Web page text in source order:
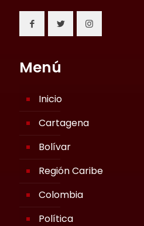
Menú
Inicio
Cartagena
Bolívar
Región Caribe
Colombia
Política